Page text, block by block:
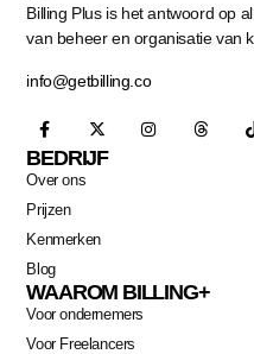
Billing Plus is het antwoord op
van beheer en organisatie van
info@getbilling.co
BEDRIJF
Over ons
Prijzen
Kenmerken
Blog
WAAROM BILLING+
Voor ondernemers
Voor Freelancers